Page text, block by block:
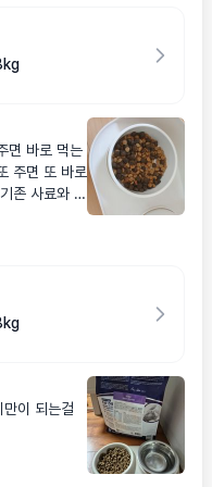
면 바로 먹는
주면 또 바로
존 사료와 혼
이 되는걸